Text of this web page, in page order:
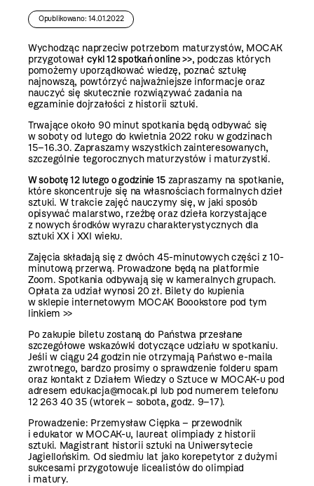
Opublikowano: 14.01.2022
Wychodząc naprzeciw potrzebom maturzystów, MOCAK
przygotował cykl 12 spotkań online >>, podczas których
pomożemy uporządkować wiedzę, poznać sztukę
najnowszą, powtórzyć najważniejsze informacje oraz
nauczyć się skutecznie rozwiązywać zadania na
egzaminie dojrzałości z historii sztuki.
Trwające około 90 minut spotkania będą odbywać się
w soboty od lutego do kwietnia 2022 roku w godzinach
15–16.30. Zapraszamy wszystkich zainteresowanych,
szczególnie tegorocznych maturzystów i maturzystki.
W sobotę 12 lutego o godzinie 15 zapraszamy na spotkanie,
które skoncentruje się na własnościach formalnych dzieł
sztuki. W trakcie zajęć nauczymy się, w jaki sposób
opisywać malarstwo, rzeźbę oraz dzieła korzystające
z nowych środków wyrazu charakterystycznych dla
sztuki XX i XXI wieku.
Zajęcia składają się z dwóch 45-minutowych części z 10-
minutową przerwą. Prowadzone będą na platformie
Zoom. Spotkania odbywają się w kameralnych grupach.
Opłata za udział wynosi 20 zł. Bilety do kupienia
w sklepie internetowym MOCAK Boookstore pod tym
linkiem >>
Po zakupie biletu zostaną do Państwa przesłane
szczegółowe wskazówki dotyczące udziału w spotkaniu.
Jeśli w ciągu 24 godzin nie otrzymają Państwo e-maila
zwrotnego, bardzo prosimy o sprawdzenie folderu spam
oraz kontakt z Działem Wiedzy o Sztuce w MOCAK-u pod
adresem edukacja@mocak.pl lub pod numerem telefonu
12 263 40 35 (wtorek – sobota, godz. 9–17).
Prowadzenie: Przemysław Ciępka – przewodnik
i edukator w MOCAK-u, laureat olimpiady z historii
sztuki. Magistrant historii sztuki na Uniwersytecie
Jagiellońskim. Od siedmiu lat jako korepetytor z dużymi
sukcesami przygotowuje licealistów do olimpiad
i matury.